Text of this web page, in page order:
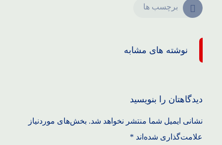
برچسب ها
نوشته های مشابه
دیدگاهتان را بنویسید
نشانی ایمیل شما منتشر نخواهد شد. بخش‌های موردنیاز
علامت‌گذاری شده‌اند *